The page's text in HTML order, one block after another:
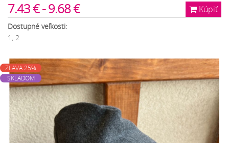
Kúpiť
7.43 € - 9.68 €
Dostupné veľkosti:
1, 2
ZĽAVA 25%
SKLADOM